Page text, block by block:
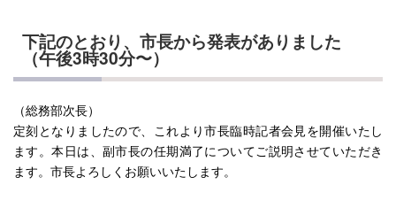
下記のとおり、市長から発表がありました
（午後3時30分〜）
（総務部次長）
定刻となりましたので、これより市長臨時記者会見を開催いたし
ます。本日は、副市長の任期満了についてご説明させていただき
ます。市長よろしくお願いいたします。